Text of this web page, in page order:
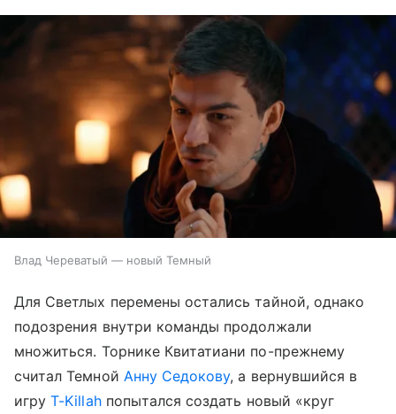
Влад Череватый — новый Темный
Для Светлых перемены остались тайной, однако
подозрения внутри команды продолжали
множиться. Торнике Квитатиани по-прежнему
считал Темной Анну Седокову, а вернувшийся в
игруT-Killahпопытался создать новый «круг